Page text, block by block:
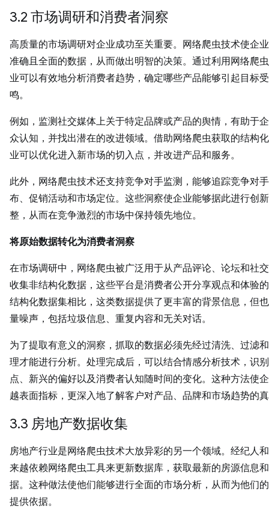
3.2 市场调研和消费者洞察
高质量的市场调研对企业成功至关重要。网络爬虫技术使企
准确且全面的数据，从而做出明智的决策。通过利用网络爬
业可以有效地分析消费者趋势，确定哪些产品能够引起目标
鸣。
例如，监测社交媒体上关于特定品牌或产品的舆情，有助于
众认知，并找出潜在的改进领域。借助网络爬虫获取的结构
业可以优化进入新市场的切入点，并改进产品和服务。
此外，网络爬虫技术还支持竞争对手监测，能够追踪竞争对
布、促销活动和市场定位。这些洞察使企业能够据此进行创
整，从而在竞争激烈的市场中保持领先地位。
将原始数据转化为消费者洞察
在市场调研中，网络爬虫被广泛用于从产品评论、论坛和社
收集非结构化数据，这些平台是消费者公开分享观点和体验
结构化数据集相比，这类数据提供了更丰富的背景信息，但
量噪声，包括垃圾信息、重复内容和无关对话。
为了提取有意义的洞察，抓取的数据必须先经过清洗、过滤
理才能进行分析。处理完成后，可以结合情感分析技术，识
点、新兴的偏好以及消费者认知随时间的变化。这种方法使
越表面指标，更深入地了解客户对产品、品牌和市场趋势的
3.3 房地产数据收集
房地产行业是网络爬虫技术大放异彩的另一个领域。经纪人
来越依赖网络爬虫工具来更新数据库，获取最新的房源信息
据。这种做法使他们能够进行全面的市场分析，从而为他们
提供依据。